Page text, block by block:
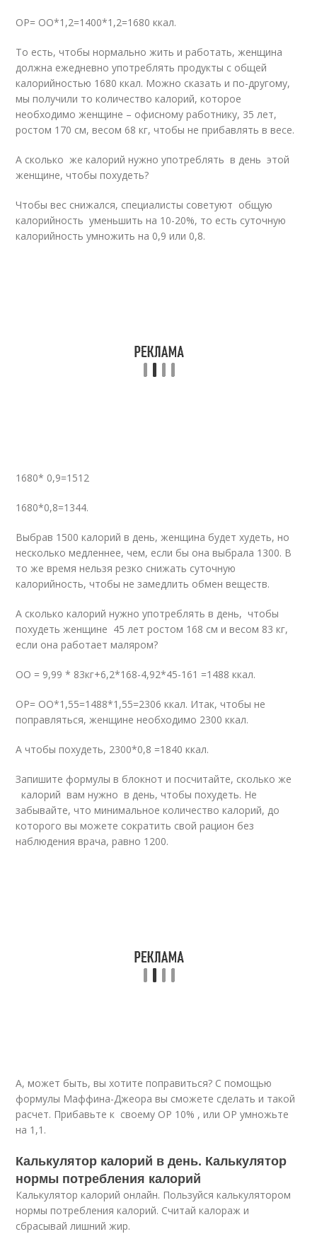
ОР= ОО*1,2=1400*1,2=1680 ккал.
То есть, чтобы нормально жить и работать, женщина
должна ежедневно употреблять продукты с общей
калорийностью 1680 ккал. Можно сказать и по-другому,
мы получили то количество калорий, которое
необходимо женщине – офисному работнику, 35 лет,
ростом 170 см, весом 68 кг, чтобы не прибавлять в весе.
А сколько же калорий нужно употреблять в день этой
женщине, чтобы похудеть?
Чтобы вес снижался, специалисты советуют общую
калорийность уменьшить на 10-20%, то есть суточную
калорийность умножить на 0,9 или 0,8.
1680* 0,9=1512
1680*0,8=1344.
Выбрав 1500 калорий в день, женщина будет худеть, но
несколько медленнее, чем, если бы она выбрала 1300. В
то же время нельзя резко снижать суточную
калорийность, чтобы не замедлить обмен веществ.
А сколько калорий нужно употреблять в день, чтобы
похудеть женщине 45 лет ростом 168 см и весом 83 кг,
если она работает маляром?
ОО = 9,99 * 83кг+6,2*168-4,92*45-161 =1488 ккал.
ОР= ОО*1,55=1488*1,55=2306 ккал. Итак, чтобы не
поправляться, женщине необходимо 2300 ккал.
А чтобы похудеть, 2300*0,8 =1840 ккал.
Запишите формулы в блокнот и посчитайте, сколько же
калорий вам нужно в день, чтобы похудеть. Не
забывайте, что минимальное количество калорий, до
которого вы можете сократить свой рацион без
наблюдения врача, равно 1200.
А, может быть, вы хотите поправиться? С помощью
формулы Маффина-Джеора вы сможете сделать и такой
расчет. Прибавьте к своему ОР 10% , или ОР умножьте
на 1,1.
Калькулятор калорий в день. Калькулятор
нормы потребления калорий
Калькулятор калорий онлайн. Пользуйся калькулятором
нормы потребления калорий. Считай калораж и
сбрасывай лишний жир.